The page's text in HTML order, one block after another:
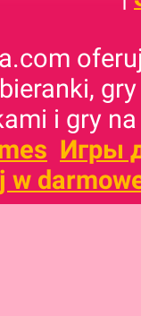
i gry
Игры
w